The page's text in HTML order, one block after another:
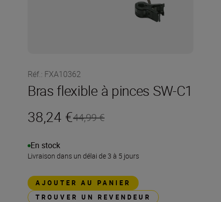
Réf.: FXA10362
Bras flexible à pinces SW-C1
38,24 €44,99 €
En stock
Livraison dans un délai de 3 à 5 jours
AJOUTER AU PANIER
TROUVER UN REVENDEUR